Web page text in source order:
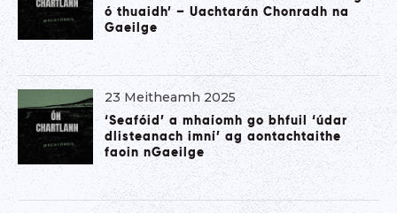
ó thuaidh’ – Uachtarán Chonradh na
Gaeilge
23 Meitheamh 2025
‘Seafóid’ a mhaíomh go bhfuil ‘údar
dlisteanach imní’ ag aontachtaithe
faoin nGaeilge